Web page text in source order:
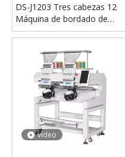
DS-J1203 Tres cabezas 12
Máquina de bordado de
agujas
vídeo